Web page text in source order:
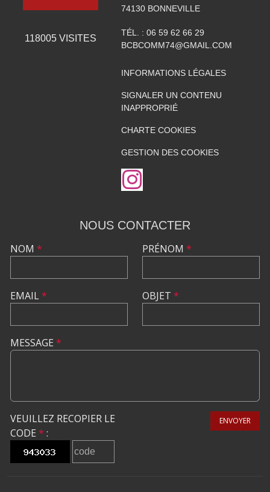
118005VISITES
74130 BONNEVILLE
TÉL. : 06 59 62 66 29
BCBCOMM74@GMAIL.COM
INFORMATIONS LÉGALES
SIGNALER UN CONTENU
INAPPROPRIÉ
CHARTE COOKIES
GESTION DES COOKIES
NOUS CONTACTER
NOM *
EMAIL*
PRÉNOM *
OBJET *
MESSAGE *
VEUILLEZ RECOPIER LE
CODE * :
ENVOYER